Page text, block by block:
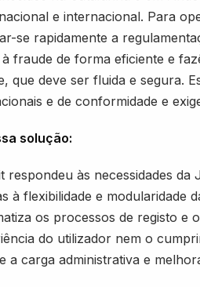
e internacional. Para
se rapidamente a
fraude de forma eficiente e
que deve ser fluida e segura.
e de conformidade e
solução:
respondeu às necessidades
à flexibilidade e modularidade
os processos de registo e
do utilizador nem o
a carga administrativa e